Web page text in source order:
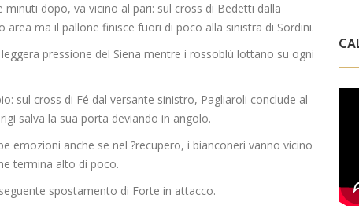
dopo, va vicino al pari: sul cross di Bedetti dalla
ma il pallone finisce fuori di poco alla sinistra di Sordini.
pressione del Siena mentre i rossoblù lottano su ogni
sul cross di Fé dal versante sinistro, Pagliaroli conclude al
salva la sua porta deviando in angolo.
emozioni anche se nel ?recupero, i bianconeri vanno vicino
termina alto di poco.
spostamento di Forte in attacco.